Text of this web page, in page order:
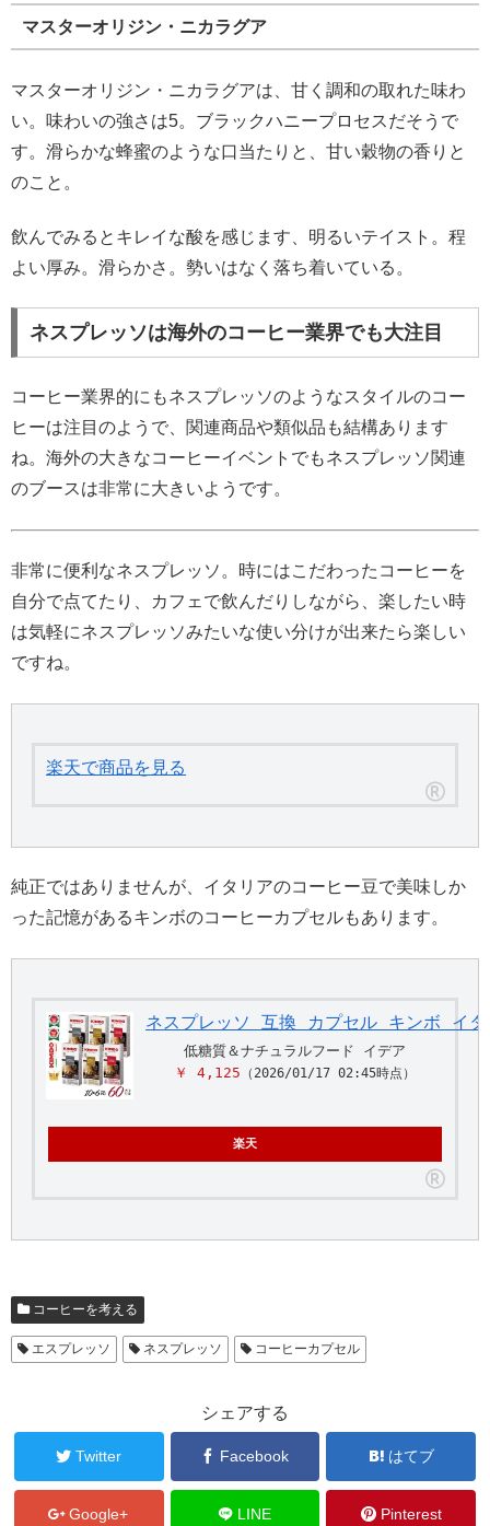
マスターオリジン・ニカラグア
マスターオリジン・ニカラグアは、甘く調和の取れた味わ
い。味わいの強さは5。ブラックハニープロセスだそうで
す。滑らかな蜂蜜のような口当たりと、甘い穀物の香りと
のこと。
飲んでみるとキレイな酸を感じます、明るいテイスト。程
よい厚み。滑らかさ。勢いはなく落ち着いている。
ネスプレッソは海外のコーヒー業界でも大注目
コーヒー業界的にもネスプレッソのようなスタイルのコー
ヒーは注目のようで、関連商品や類似品も結構あります
ね。海外の大きなコーヒーイベントでもネスプレッソ関連
のブースは非常に大きいようです。
非常に便利なネスプレッソ。時にはこだわったコーヒーを
自分で点てたり、カフェで飲んだりしながら、楽したい時
は気軽にネスプレッソみたいな使い分けが出来たら楽しい
ですね。
楽天で商品を見る
純正ではありませんが、イタリアのコーヒー豆で美味しか
った記憶があるキンボのコーヒーカプセルもあります。
ネスプレッソ 互換 カプセル キンボ
低糖質＆ナチュラルフード イデア
￥ 4,125 （2026/01/17 02:45時点）
楽天
コーヒーを考える
エスプレッソ ネスプレッソ コーヒーカプセル
シェアする
Twitter Facebook はてブ
Google+ LINE Pinterest